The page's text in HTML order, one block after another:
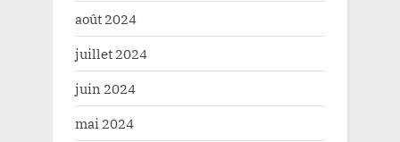
août 2024
juillet 2024
juin 2024
mai 2024